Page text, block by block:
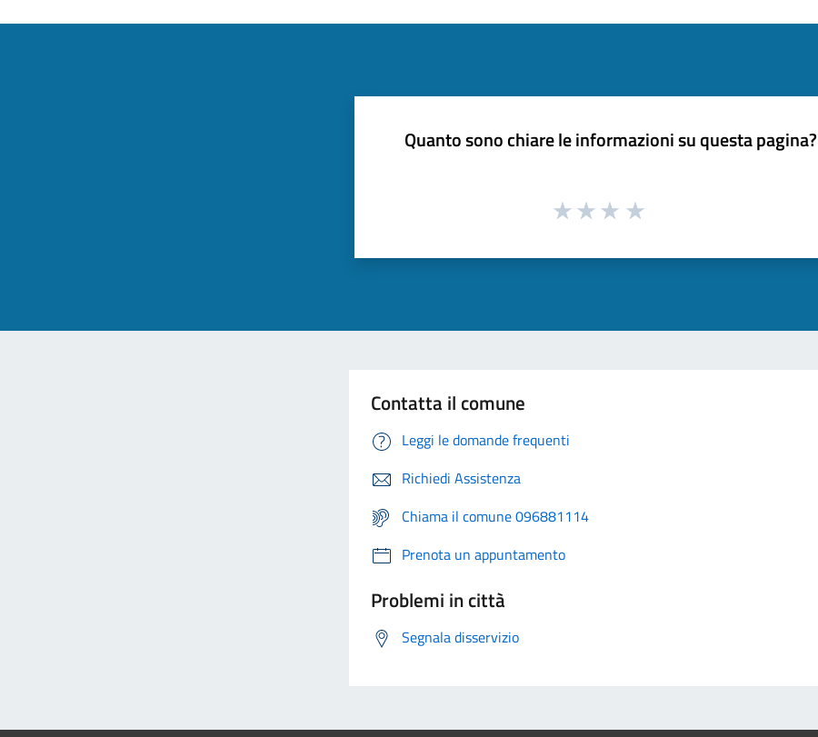
Quanto sono chiare le informazioni su questa pagina?
Contatta il comune
Leggi le domande frequenti
Richiedi Assistenza
Chiama il comune 096881114
Prenota un appuntamento
Problemi in città
Segnala disservizio